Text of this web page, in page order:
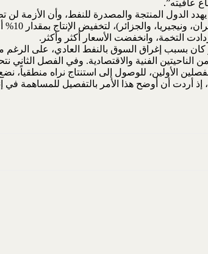
عافيته”.
الدول المنتجة والمصدرة للنفط، وأن الأزمة
التخمة، وانخفضت الأسعار أكثر وأكثر.
بسبب إغراق السوق بالنفط العادي، على
الفنية والاقتصادية. وفي الفصل
الأولين، للوصول إلى استنتاج نراه
أردت أن أوضح هذا الأمر بالتفصيل للمساهمة في